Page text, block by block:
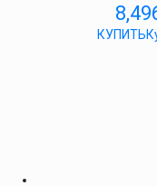
КУПИТЬ